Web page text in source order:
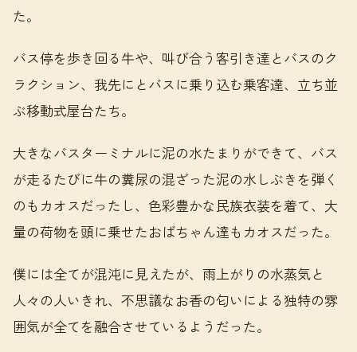
た。
バス停を歩き回る牛や、叫び合う客引き達とバスのク
ラクション、我先にとバスに乗り込む乗客達、立ち並
ぶ移動式屋台たち。
大きなバスターミナルに泥の水たまりができて、バス
が走るたびに牛の糞尿の混ざった泥の水しぶきを弾く
のもカオスだったし、色彩豊かな民族衣装を着て、大
量の荷物を頭に乗せたおばちゃん達もカオスだった。
僕には全てが混沌に見えたが、雨上がりの水蒸気と
人々の人いきれ、不思議なお香の匂いによる独特の雰
囲気が全てを融合させているようだった。